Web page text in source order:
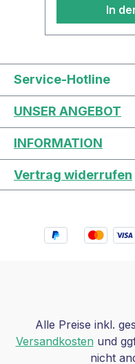
In
Service-Hotline
UNSER ANGEBOT
INFORMATION
Vertrag widerrufen
Alle Preise inkl.
Versandkostenund
nicht